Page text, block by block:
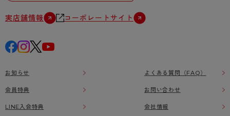
実店舗情報 コーポレートサイト
お知らせ
会員特典
LINE入会特典
よくある質問（FAQ）
お問い合わせ
会社情報